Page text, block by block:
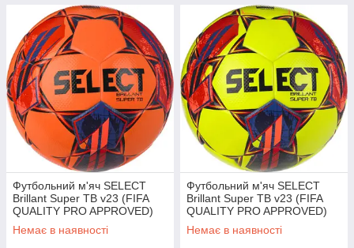
Футбольний м'яч SELECT
Brillant Super TB v23 (FIFA
QUALITY PRO APPROVED)
Жовтогарячий/червоний
Немає в наявності
Футбольний м'яч SELECT
Brillant Super TB v23 (FIFA
QUALITY PRO APPROVED)
Жовтий/червоний
Немає в наявності